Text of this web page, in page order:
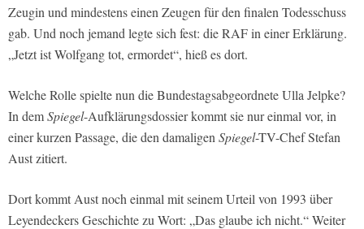
Zeugin und mindestens einen Zeugen für den finalen Todesschuss
gab. Und noch jemand legte sich fest: die RAF in einer Erklärung.
„Jetzt ist Wolfgang tot, ermordet“, hieß es dort.
Welche Rolle spielte nun die Bundestagsabgeordnete Ulla Jelpke?
In demSpiegel-Aufklärungsdossier kommt sie nur einmal vor, in
einer kurzen Passage, die den damaligen Spiegel-TV-Chef Stefan
Aust zitiert.
Dort kommt Aust noch einmal mit seinem Urteil von 1993 über
Leyendeckers Geschichte zu Wort: „Das glaube ich nicht.“ Weiter